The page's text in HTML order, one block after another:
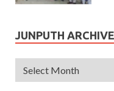
JUNPUTH